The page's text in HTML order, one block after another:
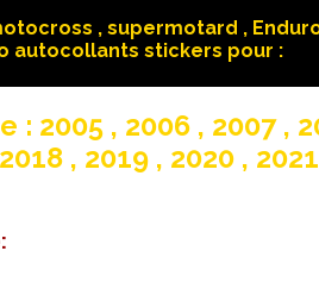
, supermotard ,
autocollants stickers pour :
2005 , 2006 , 2007 ,
, 2019 , 2020 ,